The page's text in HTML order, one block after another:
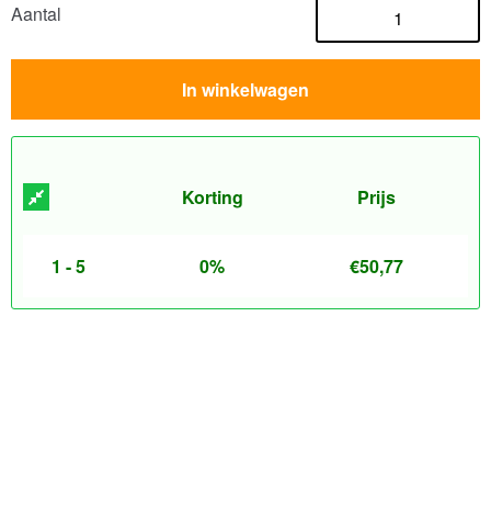
Aantal
In winkelwagen
Korting Prijs
1 - 5 0% €50,77